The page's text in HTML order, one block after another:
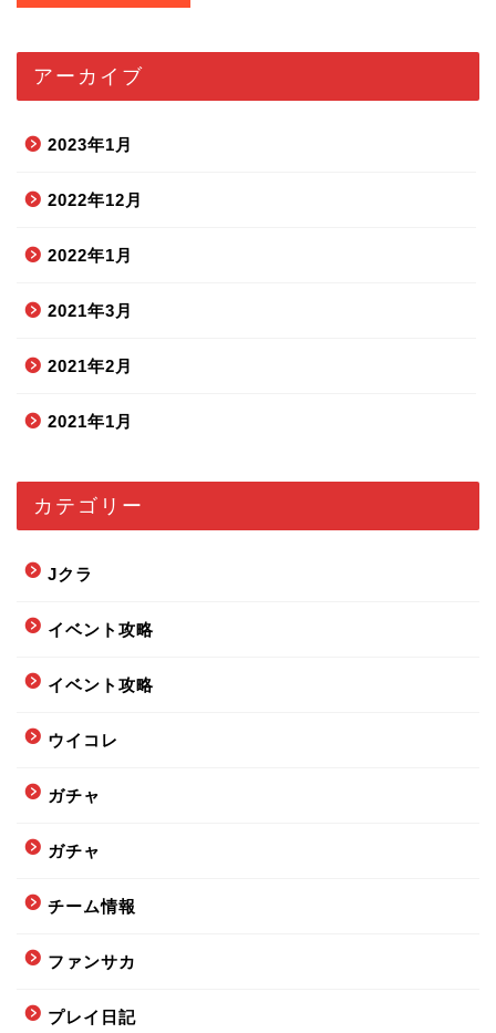
アーカイブ
2023年1月
2022年12月
2022年1月
2021年3月
2021年2月
2021年1月
カテゴリー
Jクラ
イベント攻略
イベント攻略
ウイコレ
ガチャ
ガチャ
チーム情報
ファンサカ
プレイ日記